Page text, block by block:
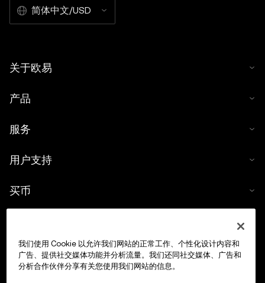
简体中文/USD
关于欧易
产品
服务
用户支持
买币
交易
我们使用 Cookie 以允许我们网站的正常工作、个性化设计内容和
广告、提供社交媒体功能并分析流量。我们还同社交媒体、广告和
分析合作伙伴分享有关您使用我们网站的信息。